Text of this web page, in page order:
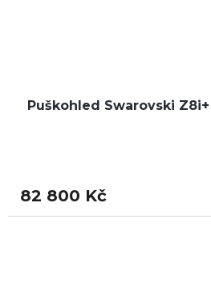
Puškohled Swarovski Z8i+
82 800 Kč